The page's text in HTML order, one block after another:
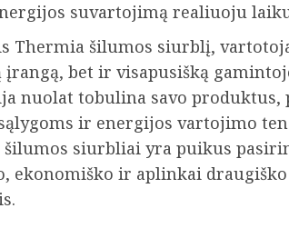
suvartojimą realiuoju
Thermia šilumos siurblį,
bet ir visapusišką
nuolat tobulina savo
ir energijos vartojimo
siurbliai yra puikus
ekonomiško ir aplinkai